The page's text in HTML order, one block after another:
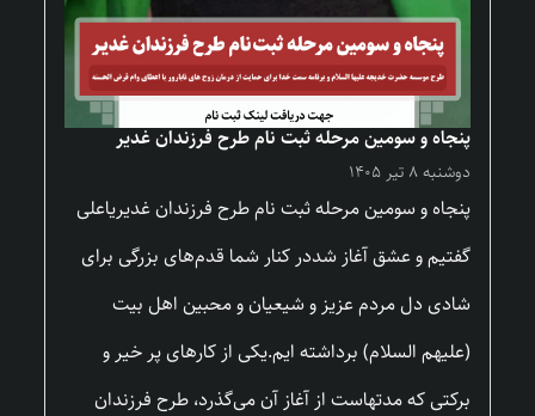
پنجاه و سومین مرحله ثبت نام طرح فرزندان غدیر
دوشنبه ۸ تیر ۱۴۰۵
پنجاه و سومین مرحله ثبت نام طرح فرزندان غدیریاعلی
گفتیم و عشق آغاز شددر کنار شما قدم‌های بزرگی برای
شادی دل مردم عزیز و شیعیان و محبین اهل بیت
(علیهم السلام) برداشته ایم.یکی از کارهای پر خیر و
برکتی که مدتهاست از آغاز آن می‌گذرد، طرح فرزندان